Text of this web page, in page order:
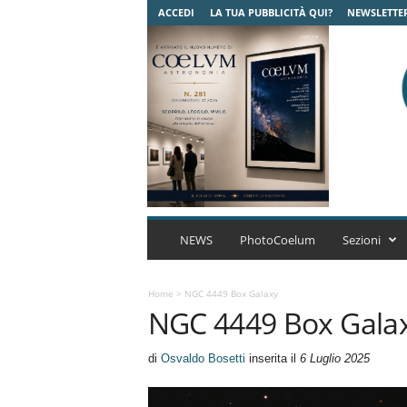
ACCEDI LA TUA PUBBLICITÀ QUI?
C
A
t
r
NEWS PhotoCoelum Sezioni
Home > NGC 4449 Box Galaxy
NGC 4449 Box
di Osvaldo Bosetti inserita il 6 Luglio 2025